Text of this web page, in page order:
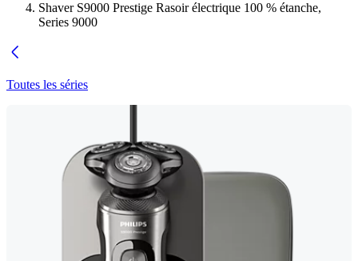
Shaver S9000 Prestige Rasoir électrique 100 % étanche,
Series 9000
Toutes les séries